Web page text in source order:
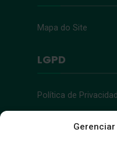
Mapa do Site
LGPD
Política de